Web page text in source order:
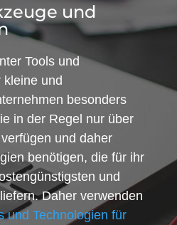
und
Tools und
kleine und
besonders
in der Regel nur über
und daher
benötigen, die für ihr
und
Daher verwenden
und Technologien für